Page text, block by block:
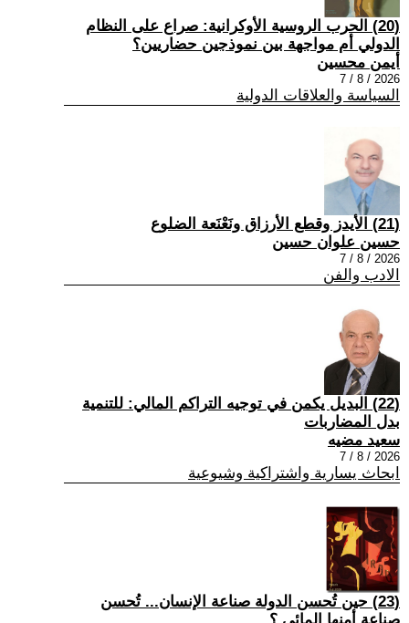
(20) الحرب الروسية الأوكرانية: صراع على النظام
الدولي أم مواجهة بين نموذجين حضاريين؟
أيمن محسين
2026 / 8 / 7
السياسة والعلاقات الدولية
(21) الأيدز وقطع الأرزاق ونَعْنَعة الضلوع
حسين علوان حسين
2026 / 8 / 7
الادب والفن
(22) البديل يكمن في توجيه التراكم المالي: للتنمية
بدل المضاربات
سعيد مضيه
2026 / 8 / 7
ابحاث يسارية واشتراكية وشيوعية
(23) حين تُحسن الدولة صناعة الإنسان... تُحسن